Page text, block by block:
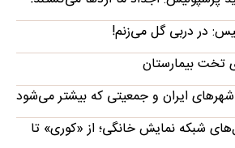
در دربی گل می‌زنم!
تخت بیمارستان
ایران و جمعیتی که بیشتر می‌شود
شبکه نمایش خانگی؛ از «کوری» تا